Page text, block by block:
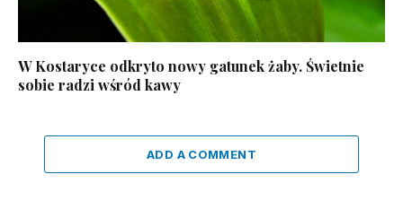
W Kostaryce odkryto nowy gatunek żaby. Świetnie
sobie radzi wśród kawy
ADD A COMMENT